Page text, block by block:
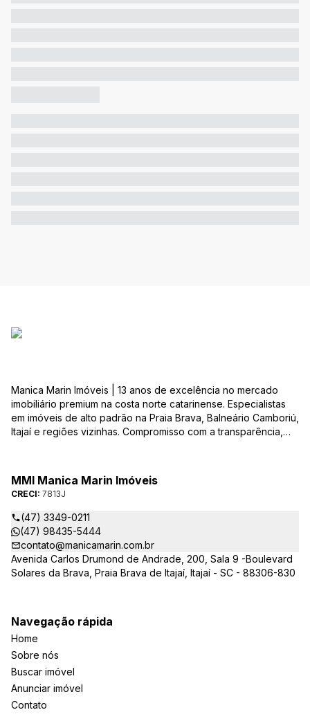
Manica Marin Imóveis | 13 anos de excelência no mercado
imobiliário premium na costa norte catarinense. Especialistas
em imóveis de alto padrão na Praia Brava, Balneário Camboriú,
Itajaí e regiões vizinhas. Compromisso com a transparência,
entende e valoriza seu investimento.
MMI Manica Marin Imóveis
CRECI: 7813J
(47) 3349-0211
(47) 98435-5444
contato@manicamarin.com.br
Avenida Carlos Drumond de Andrade, 200, Sala 9 -Boulevard
Solares da Brava, Praia Brava de Itajaí, Itajaí - SC - 88306-830
Navegação rápida
Home
Sobre nós
Buscar imóvel
Anunciar imóvel
Contato